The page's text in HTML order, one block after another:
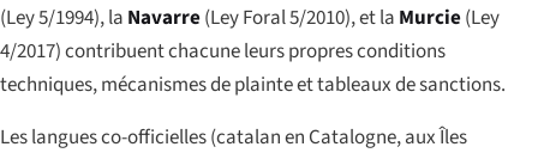
(Ley 5/1994), la Navarre(Ley Foral 5/2010), et la Murcie(Ley
4/2017) contribuent chacune leurs propres conditions
techniques, mécanismes de plainte et tableaux de sanctions.
Les langues co-officielles (catalan en Catalogne, aux Îles